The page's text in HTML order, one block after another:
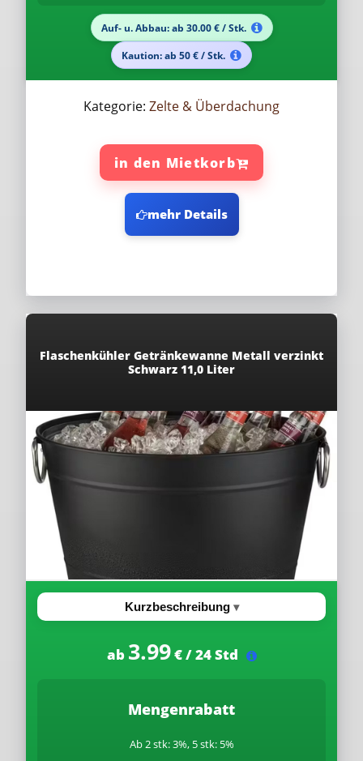
Auf- u. Abbau: ab 30.00 € / Stk.
Kaution: ab 50 € / Stk.
Kategorie: Zelte & Überdachung
in den Mietkorb
mehr Details
Flaschenkühler Getränkewanne Metall verzinkt
Schwarz 11,0 Liter
Kurzbeschreibung
ab 3.99€ / 24 Std
Mengenrabatt
Ab 2 stk: 3%, 5 stk: 5%